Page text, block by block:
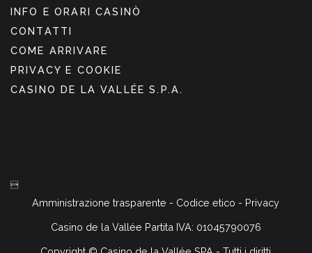
INFO E ORARI CASINÒ
CONTATTI
COME ARRIVARE
PRIVACY E COOKIE
CASINO DE LA VALLÉE S.P.A.

Amministrazione trasparente - Codice etico - Privacy
Casino de la Vallée Partita IVA: 01045790076